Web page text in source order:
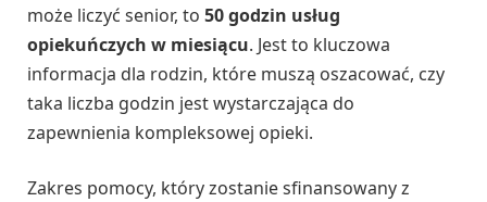
może liczyć senior, to 50 godzin usług
opiekuńczych w miesiącu. Jest to kluczowa
informacja dla rodzin, które muszą oszacować, czy
taka liczba godzin jest wystarczająca do
zapewnienia kompleksowej opieki.
Zakres pomocy, który zostanie sfinansowany z